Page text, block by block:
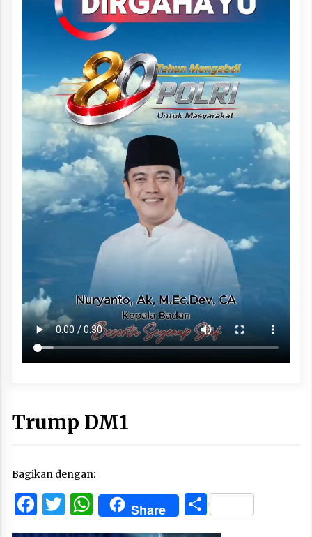
Trump DM1
Bagikan dengan:
Facebook
Twitter
WhatsApp
Share Share